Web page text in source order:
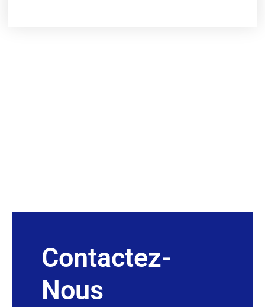
Contactez-
Nous